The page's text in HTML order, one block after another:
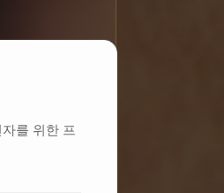
를 위한 프